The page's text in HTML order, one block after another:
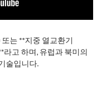
또는 **지중 열교환기
라고 하며, 유럽과 북미의
술입니다.